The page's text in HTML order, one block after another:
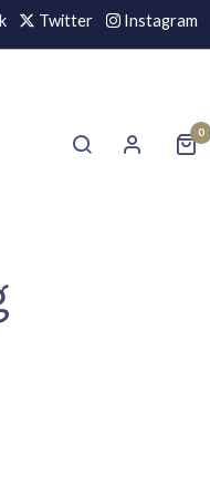
Twitter Instagram
0